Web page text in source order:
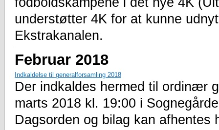
understøtter 4K for at kunne
Ekstrakanalen.
Februar 2018
Indkaldelse til generalforsamling 2018
Der indkaldes hermed til ordinær
marts 2018 kl. 19:00 i
Dagsorden og bilag kan afhentes